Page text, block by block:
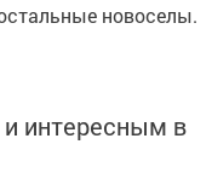
новоселы.
интересным в